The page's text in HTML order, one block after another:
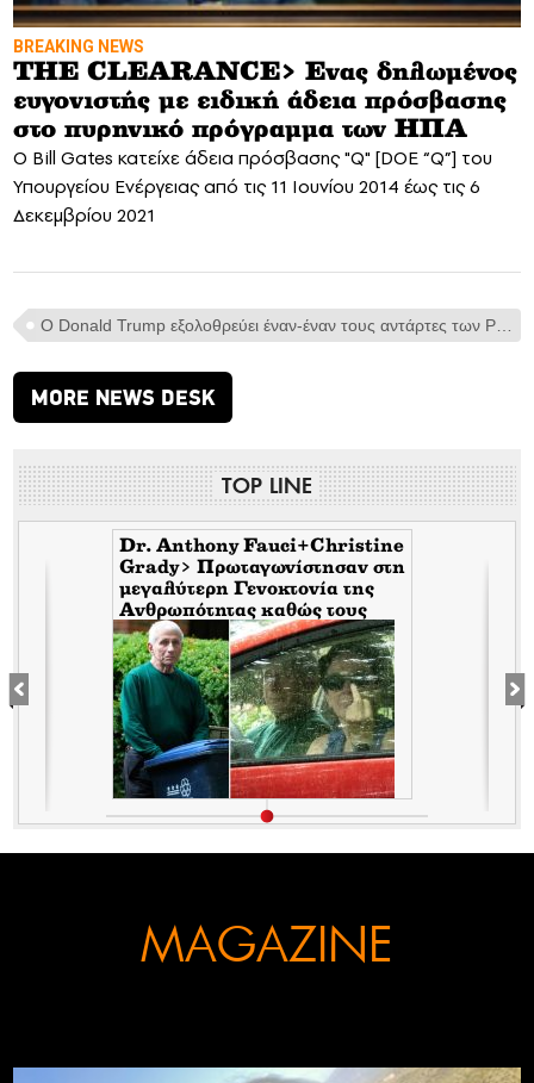
BREAKING NEWS
THE CLEARANCE> Eνας δηλωμένος
ευγονιστής με ειδική άδεια πρόσβασης
στο πυρηνικό πρόγραμμα των ΗΠΑ
O Bill Gates κατείχε άδεια πρόσβασης "Q" [DOE “Q”] του
Υπουργείου Ενέργειας από τις 11 Ιουνίου 2014 έως τις 6
Δεκεμβρίου 2021
MORE NEWS DESK
TOP LINE
Dr. Anthony Fauci+Christine
Grady> Πρωταγωνίστησαν στη
μεγαλύτερη Γενοκτονία της
Ανθρωπότητας καθώς τους
κάλυπταν οι μηντιακές
ερπύστριες του deep state.
Τώρα η σύζυγος υψώνει το
δάχτυλο στους φωτορεπόρτερ
MAGAZINE